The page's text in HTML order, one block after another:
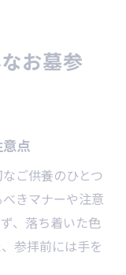
続きの流れ
の目安
用ポイント
きか考える
える
を理解する
の選択肢
お墓参
点
ご供養のひとつ
きマナーや注意
、落ち着いた色
参拝前には手を